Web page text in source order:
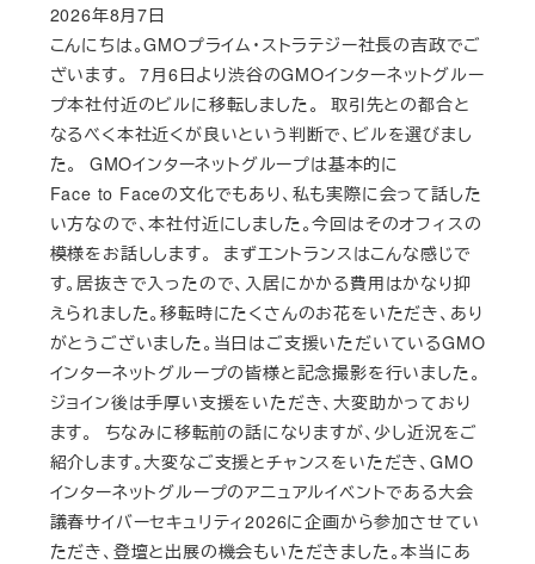
こんにちは。GMOプライム・ストラテジー社長の吉政でご
ざいます。 7月6日より渋谷のGMOインターネットグルー
プ本社付近のビルに移転しました。 取引先との都合と
なるべく本社近くが良いという判断で、ビルを選びまし
た。 GMOインターネットグループは基本的に
Face to Faceの文化でもあり、私も実際に会って話した
い方なので、本社付近にしました。今回はそのオフィスの
模様をお話しします。 まずエントランスはこんな感じで
す。居抜きで入ったので、入居にかかる費用はかなり抑
えられました。移転時にたくさんのお花をいただき、あり
がとうございました。当日はご支援いただいているGMO
インターネットグループの皆様と記念撮影を行いました。
ジョイン後は手厚い支援をいただき、大変助かっており
ます。 ちなみに移転前の話になりますが、少し近況をご
紹介します。大変なご支援とチャンスをいただき、GMO
インターネットグループのアニュアルイベントである大会
議春サイバーセキュリティ2026に企画から参加させてい
ただき、登壇と出展の機会もいただきました。本当にあ
Published
2026年8月7日